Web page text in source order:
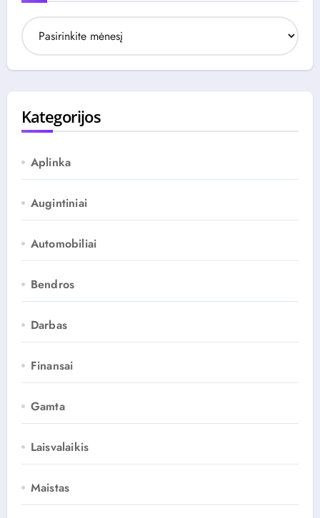
A
r
h
a
s
Kategorijos
Aplinka
Augintiniai
Automobiliai
Bendros
Darbas
Finansai
Gamta
Laisvalaikis
Maistas